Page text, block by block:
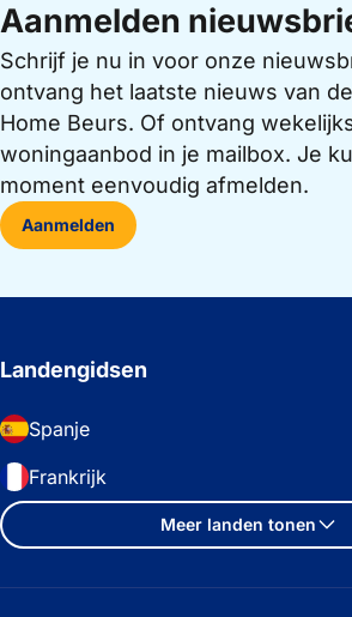
Aanmelden
Schrijf je nu in voor onze
ontvang het laatste nieuws van
Home Beurs. Of ontvang
woningaanbod in je mailbox. Je
moment eenvoudig afmelden.
Aanmelden
Landengidsen
Spanje
Frankrijk
Meer landen tonen